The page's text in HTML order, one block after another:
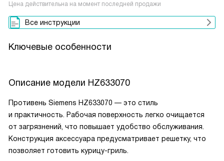
Цена действительна на момент последней продажи
Все инструкции
Ключевые особенности
Описание модели HZ633070
Противень Siemens HZ633070 — это стиль
и практичность. Рабочая поверхность легко очищается
от загрязнений, что повышает удобство обслуживания.
Конструкция аксессуара предусматривает решетку, что
позволяет готовить курицу-гриль.